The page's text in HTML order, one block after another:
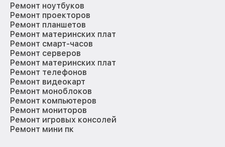
Ремонт ноутбуков
Ремонт проекторов
Ремонт планшетов
Ремонт материнских плат
Ремонт смарт-часов
Ремонт серверов
Ремонт материнских плат
Ремонт телефонов
Ремонт видеокарт
Ремонт моноблоков
Ремонт компьютеров
Ремонт мониторов
Ремонт игровых консолей
Ремонт мини пк